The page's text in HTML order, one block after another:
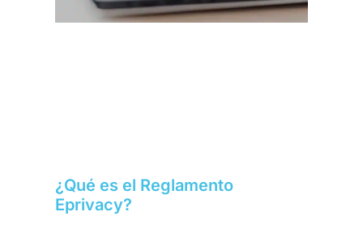
¿Qué es el Reglamento
Eprivacy?